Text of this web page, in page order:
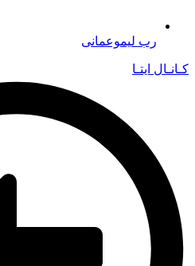
رب لیموعمانی
کـانـال ایتـا